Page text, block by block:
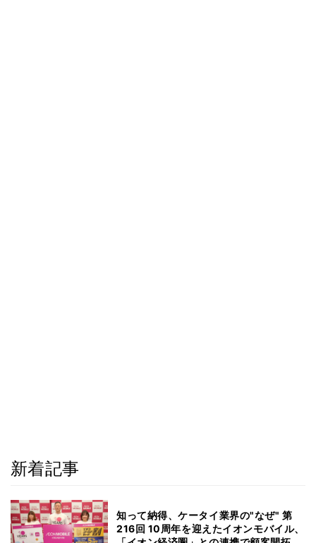
新着記事
知って納得、ケータイ業界の"なぜ" 第
216回 10周年を迎えたイオンモバイル、